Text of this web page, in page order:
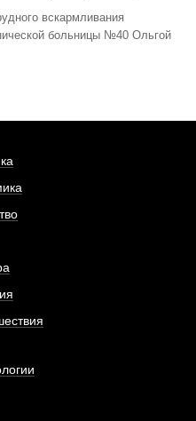
вскармливания
больницы №40 Ольгой